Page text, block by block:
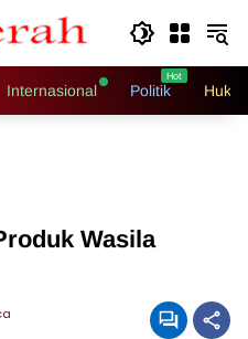
Internasional Politik
Wasila